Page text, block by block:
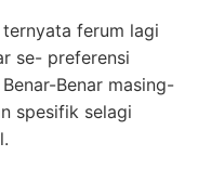
ferum lagi
se- preferensi
Benar masing-
spesifik selagi